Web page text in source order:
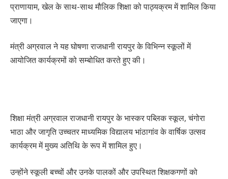
प्राणायाम, खेल के साथ-साथ मौलिक शिक्षा को पाठ्यक्रम में शामिल किया
जाएगा।
मंत्री अग्रवाल ने यह घोषणा राजधानी रायपुर के विभिन्न स्कूलों में
आयोजित कार्यक्रमों को सम्बोधित करते हुए की।
शिक्षा मंत्री अग्रवाल राजधानी रायपुर के भास्कर पब्लिक स्कूल, चंगोरा
भाठा और जागृति उच्चतर माध्यमिक विद्यालय भांठागांव के वार्षिक उत्सव
कार्यक्रम में मुख्य अतिथि के रूप में शामिल हुए।
उन्होंने स्कूली बच्चों और उनके पालकों और उपस्थित शिक्षकगणों को